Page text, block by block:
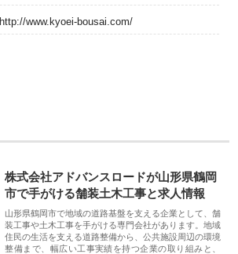
http://www.kyoei-bousai.com/
株式会社アドバンスロードが山形県鶴岡
市で手がける舗装土木工事と求人情報
山形県鶴岡市で地域の道路基盤を支える企業として、舗
装工事や土木工事を手がける専門会社があります。地域
住民の生活を支える道路整備から、公共施設周辺の環境
整備まで、幅広い工事実績を持つ企業の取り組みと、